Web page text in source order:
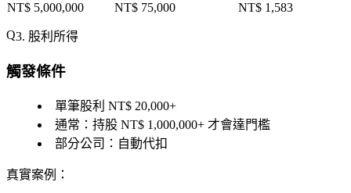
NT$ 5,000,000
NT$ 75,000 NT$ 1,583
3. 股利所得
觸發條件
單筆股利 NT$ 20,000+
通常：持股 NT$ 1,000,000+ 才會達門檻
部分公司：自動代扣
真實案例 ：